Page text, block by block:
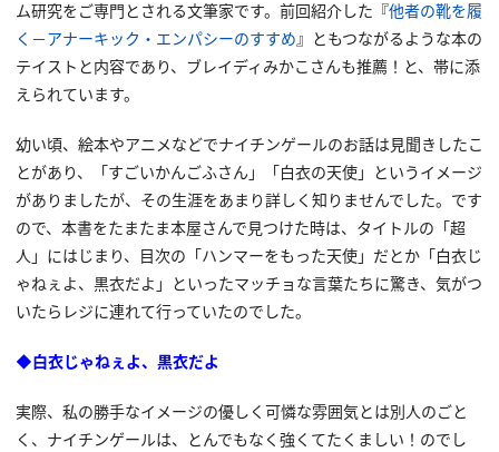
ム研究をご専門とされる文筆家です。前回紹介した『他者の靴を履
く－アナーキック・エンパシーのすすめ 』ともつながるような本の
テイストと内容であり、ブレイディみかこさんも推薦！と、帯に添
えられています。
幼い頃、絵本やアニメなどでナイチンゲールのお話は見聞きしたこ
とがあり、「すごいかんごふさん」「白衣の天使」というイメージ
がありましたが、その生涯をあまり詳しく知りませんでした。です
ので、本書をたまたま本屋さんで見つけた時は、タイトルの「超
人」にはじまり、目次の「ハンマーをもった天使」だとか「白衣じ
ゃねぇよ、黒衣だよ」といったマッチョな言葉たちに驚き、気がつ
いたらレジに連れて行っていたのでした。
◆白衣じゃねぇよ、黒衣だよ
実際、私の勝手なイメージの優しく可憐な雰囲気とは別人のごと
く、ナイチンゲールは、とんでもなく強くてたくましい！のでし